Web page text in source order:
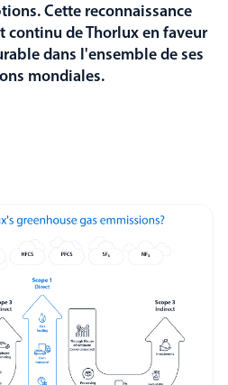
Cette reconnaissance
continu de Thorlux en faveur
dans l'ensemble de ses
mondiales.